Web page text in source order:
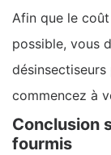
Afin que le
possible, vous
commencez à
Conclusion
fourmis